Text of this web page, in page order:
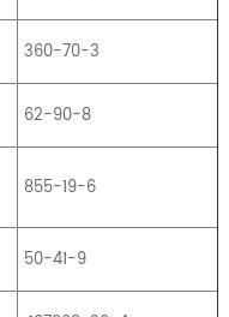
360-70-3
62-90-8
855-19-6
50-41-9